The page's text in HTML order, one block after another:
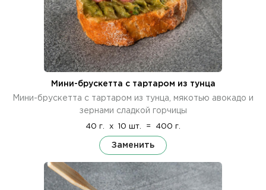
Мини-брускетта с тартаром из тунца
Мини-брускетта с тартаром из тунца, мякотью авокадо и
зернами сладкой горчицы
40 г. x 10 шт. = 400 г.
Заменить